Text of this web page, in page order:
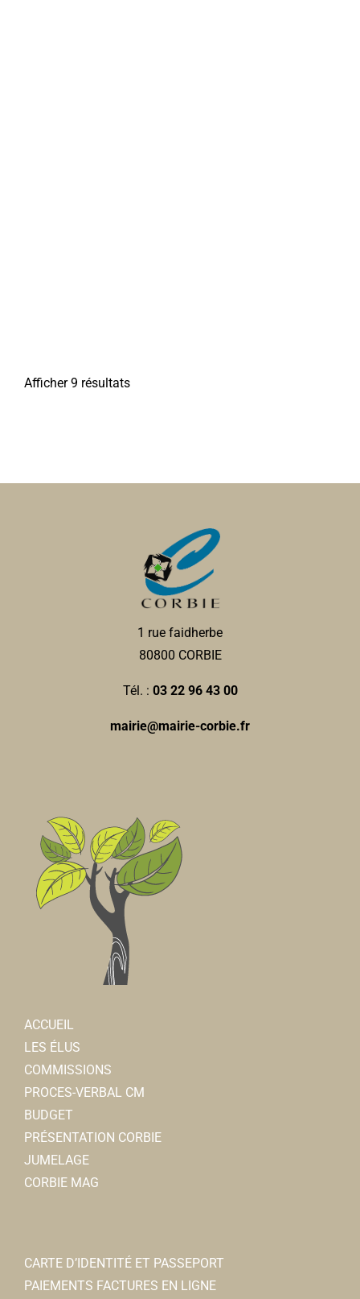
Afficher 9 résultats
1 rue faidherbe
80800 CORBIE
Tél. : 03 22 96 43 00
mairie@mairie-corbie.fr
ACCUEIL
LES ÉLUS
COMMISSIONS
PROCES-VERBAL CM
BUDGET
PRÉSENTATION CORBIE
JUMELAGE
CORBIE MAG
CARTE D’IDENTITÉ ET PASSEPORT
PAIEMENTS FACTURES EN LIGNE